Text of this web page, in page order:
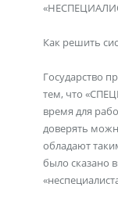
Как решить
Государство
тем, что
время для
доверять
обладают
было сказано